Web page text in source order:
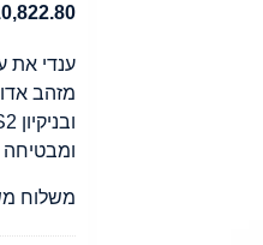
ענדי את
משלוח משוער: